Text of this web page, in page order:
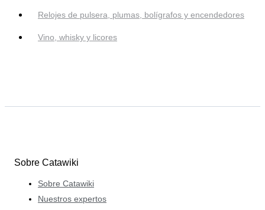
Relojes de pulsera, plumas, bolígrafos y encendedores
Vino, whisky y licores
Sobre Catawiki
Sobre Catawiki
Nuestros expertos